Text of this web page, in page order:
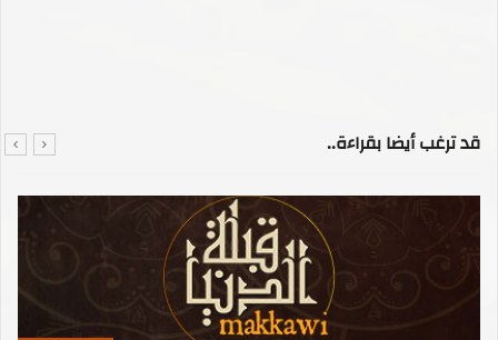
قد ترغب أيضا بقراءة..